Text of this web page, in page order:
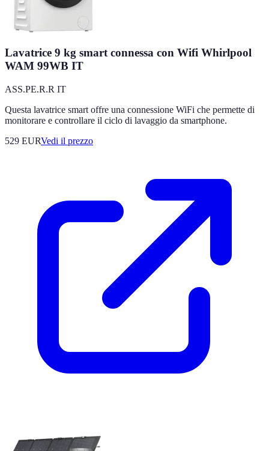
Lavatrice 9 kg smart connessa con Wifi Whirlpool
WAM 99WB IT
ASS.PE.R.R IT
Questa lavatrice smart offre una connessione WiFi che permette di
monitorare e controllare il ciclo di lavaggio da smartphone.
529 EURVedi il prezzo